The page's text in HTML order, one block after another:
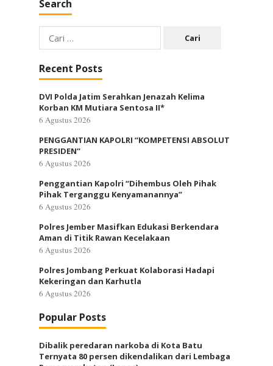
Search
Cari
untuk:
Recent Posts
DVI Polda Jatim Serahkan Jenazah Kelima
Korban KM Mutiara Sentosa II*
6 Agustus 2026
PENGGANTIAN KAPOLRI “KOMPETENSI ABSOLUT
PRESIDEN”
6 Agustus 2026
Penggantian Kapolri “Dihembus Oleh Pihak
Pihak Terganggu Kenyamanannya”
6 Agustus 2026
Polres Jember Masifkan Edukasi Berkendara
Aman di Titik Rawan Kecelakaan
6 Agustus 2026
Polres Jombang Perkuat Kolaborasi Hadapi
Kekeringan dan Karhutla
6 Agustus 2026
Popular Posts
Dibalik peredaran narkoba di Kota Batu
Ternyata 80 persen dikendalikan dari Lembaga